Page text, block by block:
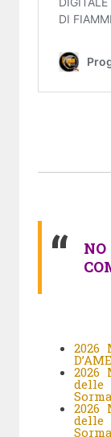
2026
2026
delle
2026
delle